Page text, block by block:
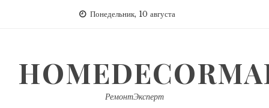
Понедельник, 10 августа
РемонтЭксперт